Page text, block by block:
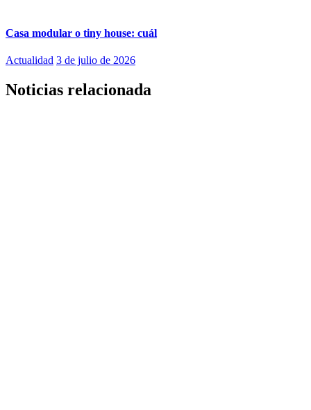
Casa modular o tiny house: cuál
Actualidad 3 de julio de 2026
Noticias relacionada